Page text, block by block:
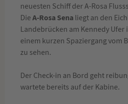
neuesten Schiff der A-Rosa
Die A-Rosa Sena liegt an den
Landebrücken am Kennedy Ufer
einem kurzen Spaziergang vom
zu sehen.
Der Check-in an Bord geht
wartete bereits auf der Kabine.